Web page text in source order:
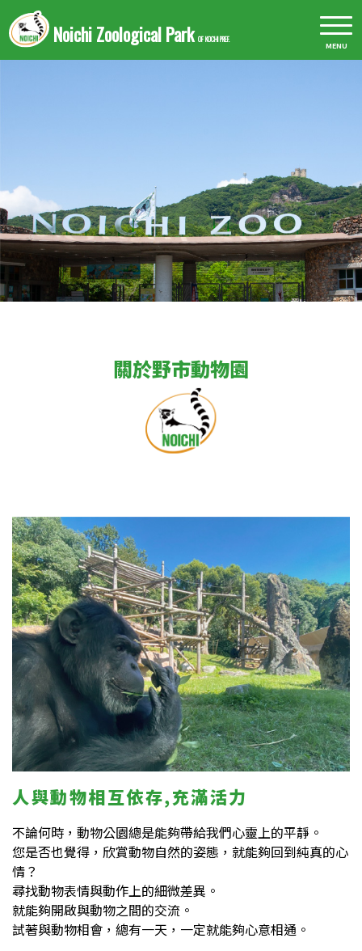
Noichi Zoological Park OF KOCHI PREF.
MENU
關於野市動物園
人與動物相互依存,充滿活力
不論何時，動物公園總是能夠帶給我們心靈上的平靜。
您是否也覺得，欣賞動物自然的姿態，就能夠回到純真的心
情？
尋找動物表情與動作上的細微差異。
就能夠開啟與動物之間的交流。
試著與動物相會，總有一天，一定就能夠心意相通。